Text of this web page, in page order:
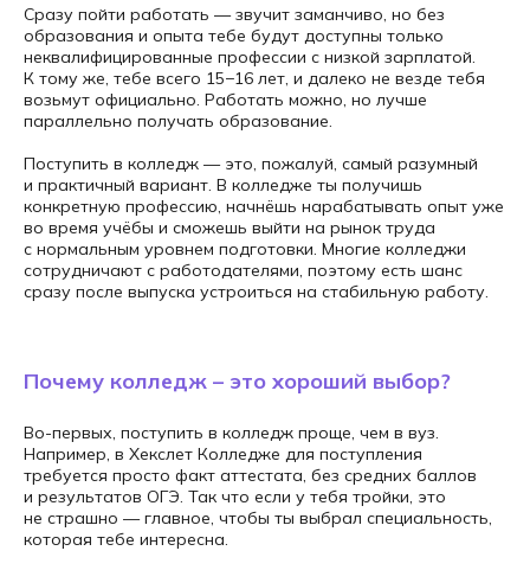
Сразу пойти работать — звучит заманчиво, но без
образования и опыта тебе будут доступны только
неквалифицированные профессии с низкой зарплатой.
К тому же, тебе всего 15−16 лет, и далеко не везде тебя
возьмут официально. Работать можно, но лучше
параллельно получать образование.
Поступить в колледж — это, пожалуй, самый разумный
и практичный вариант. В колледже ты получишь
конкретную профессию, начнёшь нарабатывать опыт уже
во время учёбы и сможешь выйти на рынок труда
с нормальным уровнем подготовки. Многие колледжи
сотрудничают с работодателями, поэтому есть шанс
сразу после выпуска устроиться на стабильную работу.
Почему колледж – это хороший выбор?
Во-первых, поступить в колледж проще, чем в вуз.
Например, в Хекслет Колледже для поступления
требуется просто факт аттестата, без средних баллов
и результатов ОГЭ. Так что если у тебя тройки, это
не страшно — главное, чтобы ты выбрал специальность,
которая тебе интересна.